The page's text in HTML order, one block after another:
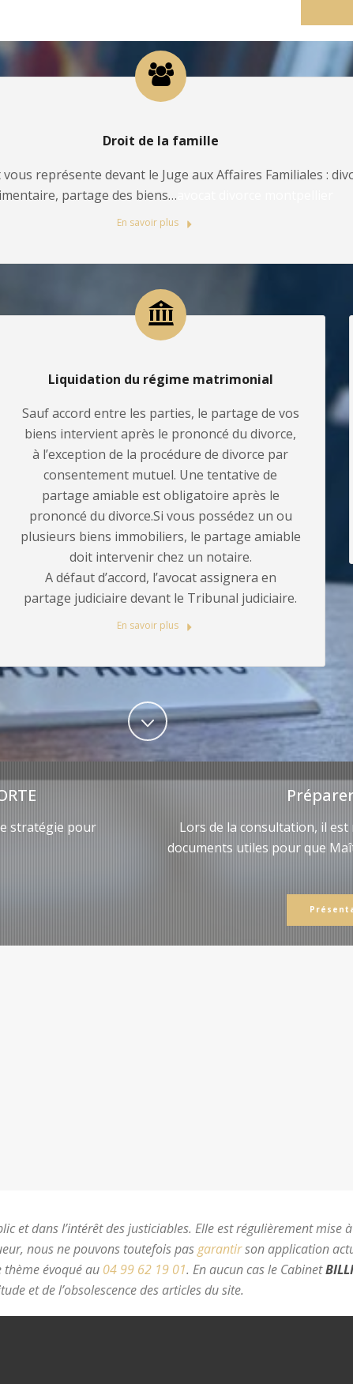
Droit de la famille
représente devant le Juge aux Affaires Familiales :
partage des biens…
En savoir plus
Liquidation du régime matrimonial
Sauf accord entre les parties, le partage de vos
biens intervient après le prononcé du divorce,
à l’exception de la procédure de divorce par
consentement mutuel. Une tentative de
partage amiable est obligatoire après le
prononcé du divorce.Si vous possédez un ou
plusieurs biens immobiliers, le partage amiable
doit intervenir chez un notaire.
A défaut d’accord, l’avocat assignera en
partage judiciaire devant le Tribunal judiciaire.
En savoir plus
stratégie pour
Lors de la consultation, il est
documents utiles pour que
et dans l’intérêt des justiciables. Elle est régulièrement mise
nous ne pouvons toutefois pasgarantirson application
évoqué au 04 99 62 19 01. En aucun cas le Cabinet
et de l’obsolescence des articles du site.